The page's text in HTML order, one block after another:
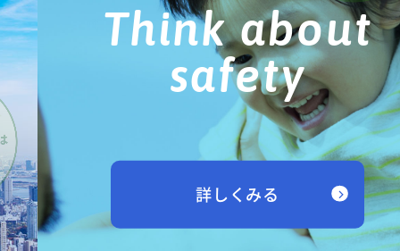
Think about
safety
詳しくみる